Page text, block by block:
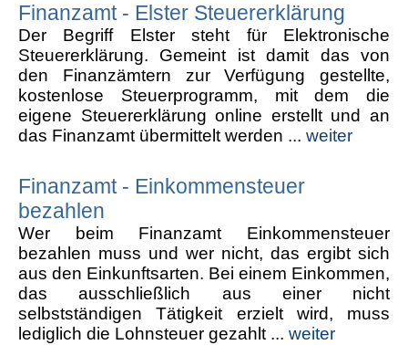
Finanzamt - Elster Steuererklärung
Der Begriff Elster steht für Elektronische
Steuererklärung. Gemeint ist damit das von
den Finanzämtern zur Verfügung gestellte,
kostenlose Steuerprogramm, mit dem die
eigene Steuererklärung online erstellt und an
das Finanzamt übermittelt werden ... weiter
Finanzamt - Einkommensteuer
bezahlen
Wer beim Finanzamt Einkommensteuer
bezahlen muss und wer nicht, das ergibt sich
aus den Einkunftsarten. Bei einem Einkommen,
das ausschließlich aus einer nicht
selbstständigen Tätigkeit erzielt wird, muss
lediglich die Lohnsteuer gezahlt ... weiter